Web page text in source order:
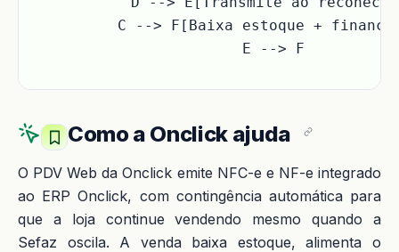
C --> F[Baixa estoque +
  E --> F
Como a Onclick ajuda
O PDV Web da Onclick emite NFC-e e NF-e integrado
ao ERP Onclick, com contingência automática para
que a loja continue vendendo mesmo quando a
Sefaz oscila. A venda baixa estoque, alimenta o